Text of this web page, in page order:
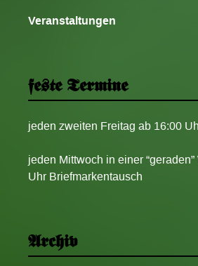
Veranstaltungen
feste Termine
jeden zweiten Freitag ab 16:00
jeden Mittwoch in einer
Uhr Briefmarkentausch
Archiv